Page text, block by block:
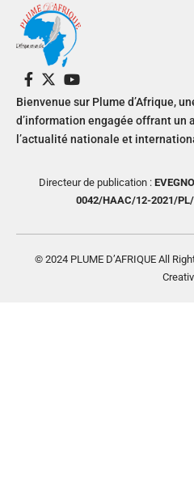
Bienvenue sur Plume d’Afrique,
d’information engagée offrant un
l’actualité nationale et
Directeur de publication :
0042/HAAC/12-2021/
© 2024 PLUME D’AFRIQUE All